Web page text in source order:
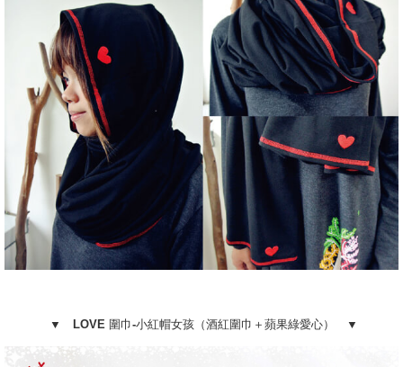
▼ LOVE 圍巾-小紅帽女孩（酒紅圍巾＋蘋果綠愛心） ▼